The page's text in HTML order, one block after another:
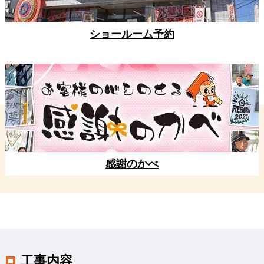
ショールーム予約
感謝のかべ
工事内容